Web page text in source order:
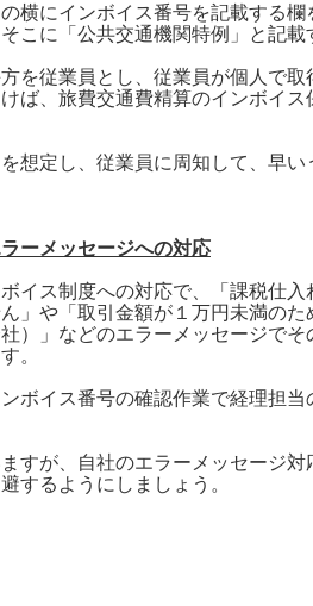
横にインボイス番号を記載する欄
こに「公共交通機関特例」と記載
を従業員とし、従業員が個人で取
ば、旅費交通費精算のインボイス
想定し、従業員に周知して、早い
ーメッセージへの対応
イス制度への対応で、「課税仕
」や「取引金額が１万円未満の
社）」などのエラーメッセージで
。
ボイス番号の確認作業で経理担当
すが、自社のエラーメッセージ
するようにしましょう。